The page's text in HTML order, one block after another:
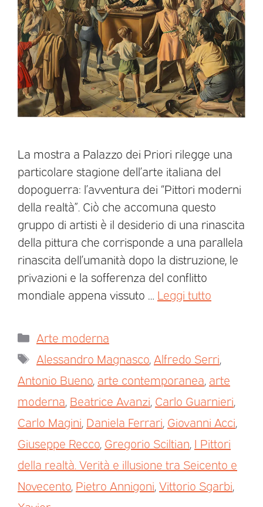
La mostra a Palazzo dei Priori rilegge una
particolare stagione dell’arte italiana del
dopoguerra: l’avventura dei “Pittori moderni
della realtà”. Ciò che accomuna questo
gruppo di artisti è il desiderio di una rinascita
della pittura che corrisponde a una parallela
rinascita dell’umanità dopo la distruzione, le
privazioni e la sofferenza del conflitto
mondiale appena vissuto … Leggi tutto
Arte moderna
Alessandro Magnasco Alfredo Serri
Antonio Bueno arte contemporanea arte
moderna Beatrice Avanzi Carlo Guarnieri
Carlo Magini Daniela Ferrari Giovanni Acci
Giuseppe Recco Gregorio Sciltian I Pittori
della realtà. Verità e illusione tra Seicento e
Novecento Pietro Annigoni Vittorio Sgarbi